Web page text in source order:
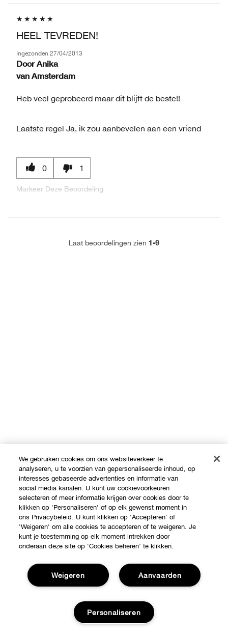
HEEL TEVREDEN!
Ingezonden 27/04/2013
Door Anika
van Amsterdam
Heb veel geprobeerd maar dit blijft de beste!!
Laatste regel Ja, ik zou aanbevelen aan een vriend
0 1
Markeer Deze Beoordeling
Laat beoordelingen zien 1-9
Shop
Verkooppunten
Aanbiedingen
Over Clinique
Internationale websites
We gebruiken cookies om ons websiteverkeer te
analyseren, u te voorzien van gepersonaliseerde inhoud, op
interesses gebaseerde advertenties en informatie van
social media kanalen. U kunt uw cookievoorkeuren
selecteren of meer informatie krijgen over cookies door te
klikken op 'Personaliseren' of op elk gewenst moment in
ons Privacybeleid. U kunt klikken op 'Accepteren' of
'Weigeren' om alle cookies te accepteren of te weigeren. Je
kunt je toestemming op elk moment intrekken door
onderaan deze site op ‘Cookies beheren’ te klikken.
Aanvaarden
Weigeren
Personaliseren